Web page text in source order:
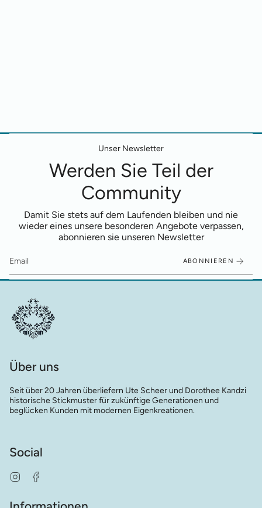
Unser Newsletter
Werden Sie Teil der
Community
Damit Sie stets auf dem Laufenden bleiben und nie
wieder eines unsere besonderen Angebote verpassen,
abonnieren sie unseren Newsletter
ABONNIEREN
Über uns
Seit über 20 Jahren überliefern Ute Scheer und Dorothee Kandzi
historische Stickmuster für zukünftige Generationen und
beglücken Kunden mit modernen Eigenkreationen.
Social
Instagram